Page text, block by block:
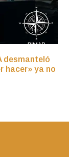
desmanteló
hacer» ya no